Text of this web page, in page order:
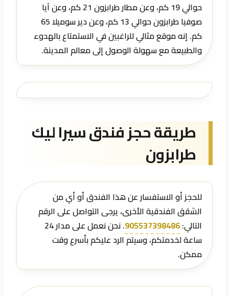
حوالي 19 كم، وعن مطار طرابزون 21 كم، وعن آيا
صوفيا طرابزون حوالي 13 كم، وعن دير سوميلا 65
كم. إنه موقع مثالي للراغبين في الاستمتاع بالهدوء
والطبيعة مع سهولة الوصول إلى معالم المدينة.
طريقة حجز فندق سيرا ليك
طرابزون
للحجز أو الاستفسار عن هذا الفندق أو أي من
الشقق الفندقية الأخرى، يرجى التواصل على الرقم
التالي:905537398486
. نحن نعمل على مدار 24
ساعة لخدمتكم، وسيتم الرد عليكم بأسرع وقت
ممكن.